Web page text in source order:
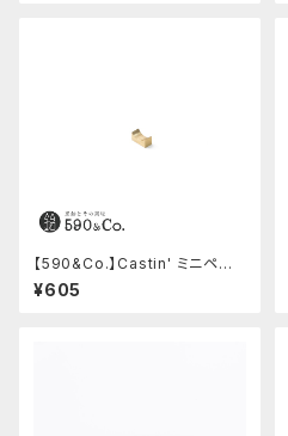
【590&Co.】Castin' ミニペン
枕 (S)
¥605